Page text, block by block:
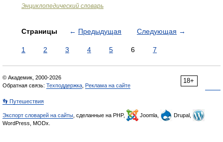
Энциклопедический словарь
Страницы ← Предыдущая Следующая →
1 2 3 4 5 6 7
18+
© Академик, 2000-2026
Обратная связь: Техподдержка Реклама на сайте
👣 Путешествия
Экспорт словарей на сайты , сделанные на PHP, Joomla,
Drupal,
WordPress, MODx.